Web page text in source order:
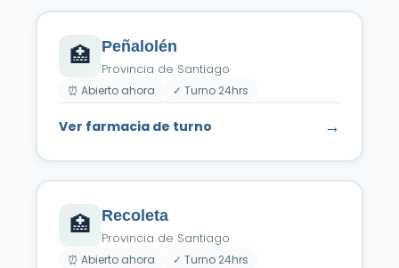
🏥 Peñalolén
Provincia de Santiago
⏰ Abierto ahora ✓ Turno 24hrs
Ver farmacia de turno →
🏥 Recoleta
Provincia de Santiago
⏰ Abierto ahora ✓ Turno 24hrs